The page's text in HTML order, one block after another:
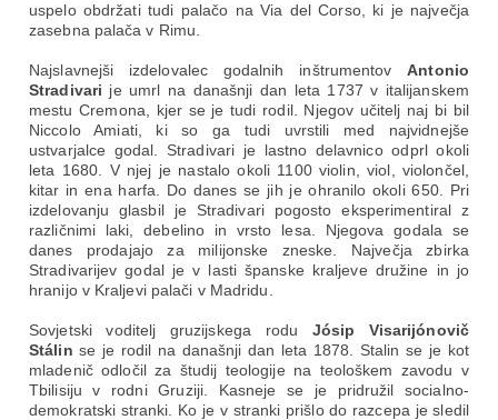
uspelo obdržati tudi palačo na Via del Corso, ki je največja
zasebna palača v Rimu.
Najslavnejši izdelovalec godalnih inštrumentovAntonio
Stradivari je umrl na današnji dan leta 1737 v italijanskem
mestu Cremona, kjer se je tudi rodil. Njegov učitelj naj bi bil
Niccolo Amiati, ki so ga tudi uvrstili med najvidnejše
ustvarjalce godal. Stradivari je lastno delavnico odprl okoli
leta 1680. V njej je nastalo okoli 1100 violin, viol, violončel,
kitar in ena harfa. Do danes se jih je ohranilo okoli 650. Pri
izdelovanju glasbil je Stradivari pogosto eksperimentiral z
različnimi laki, debelino in vrsto lesa. Njegova godala se
danes prodajajo za milijonske zneske. Največja zbirka
Stradivarijev godal je v lasti španske kraljeve družine in jo
hranijo v Kraljevi palači v Madridu.
Sovjetski voditelj gruzijskega rodu Jósip Visarijónovič
Stálin se je rodil na današnji dan leta 1878. Stalin se je kot
mladenič odločil za študij teologije na teološkem zavodu v
Tbilisiju v rodni Gruziji. Kasneje se je pridružil socialno-
demokratski stranki. Ko je v stranki prišlo do razcepa je sledil